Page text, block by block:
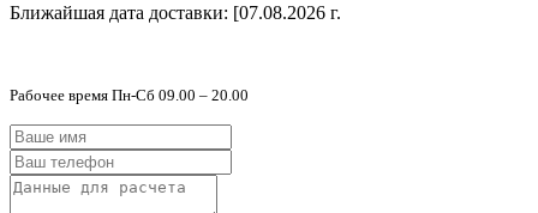
Ближайшая дата доставки: [07.08.2026 г.
Рабочее время Пн-Сб 09.00 – 20.00